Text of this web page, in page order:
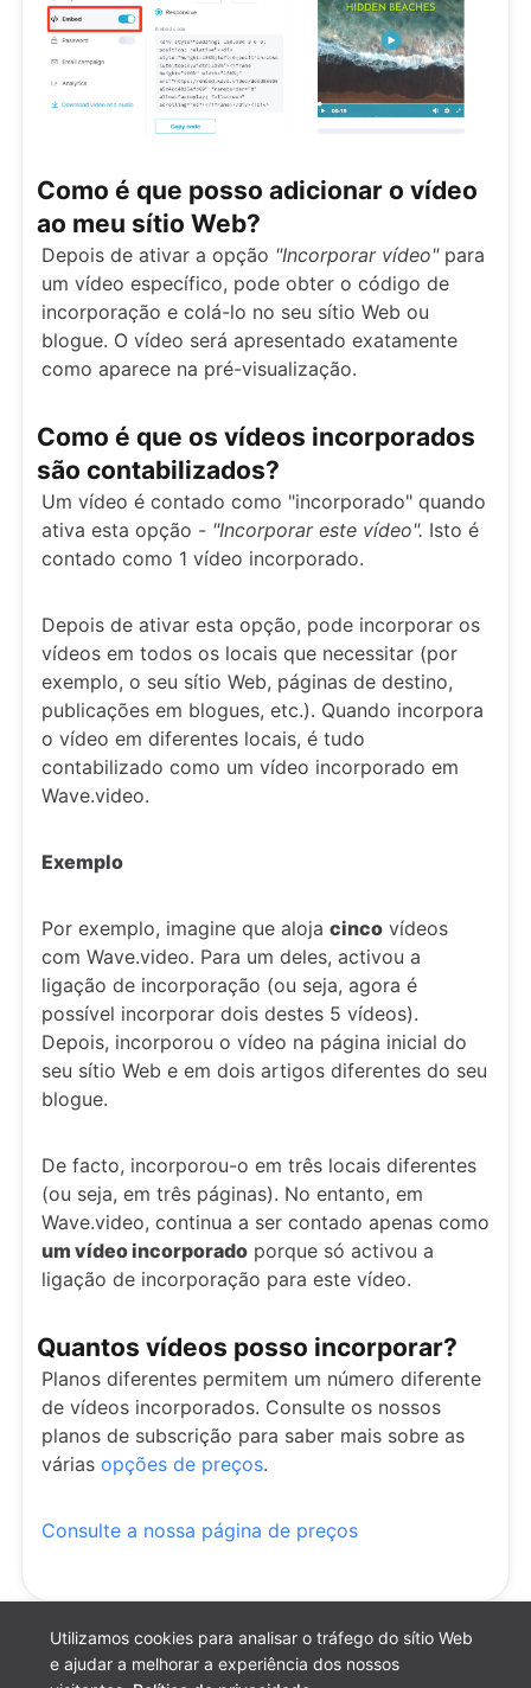
Utilizamos cookies para analisar o tráfego do sítio Web
e ajudar a melhorar a experiência dos nossos
Como é que posso adicionar o vídeo
ao meu sítio Web?
Depois de ativar a opção "Incorporar vídeo"para
um vídeo específico, pode obter o código de
incorporação e colá-lo no seu sítio Web ou
blogue. O vídeo será apresentado exatamente
como aparece na pré-visualização.
Como é que os vídeos incorporados
são contabilizados?
Um vídeo é contado como "incorporado" quando
ativa esta opção - "Incorporar este vídeo". Isto é
contado como 1 vídeo incorporado.
Depois de ativar esta opção, pode incorporar os
vídeos em todos os locais que necessitar (por
exemplo, o seu sítio Web, páginas de destino,
publicações em blogues, etc.). Quando incorpora
o vídeo em diferentes locais, é tudo
contabilizado como um vídeo incorporado em
Wave.video.
Exemplo
Por exemplo, imagine que aloja cinco vídeos
com Wave.video. Para um deles, activou a
ligação de incorporação (ou seja, agora é
possível incorporar dois destes 5 vídeos).
Depois, incorporou o vídeo na página inicial do
seu sítio Web e em dois artigos diferentes do seu
blogue.
De facto, incorporou-o em três locais diferentes
(ou seja, em três páginas). No entanto, em
Wave.video, continua a ser contado apenas como
um vídeo incorporado porque só activou a
ligação de incorporação para este vídeo.
Quantos vídeos posso incorporar?
Planos diferentes permitem um número diferente
de vídeos incorporados. Consulte os nossos
planos de subscrição para saber mais sobre as
várias opções de preços.
Consulte a nossa página de preços